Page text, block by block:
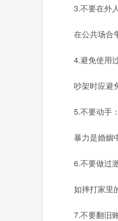
3.不要在外人
在公共场合争
4.避免使用过
吵架时应避免
5.不要动手：
暴力是婚姻中
6.不要做过激
如摔打家里的
7.不要翻旧账